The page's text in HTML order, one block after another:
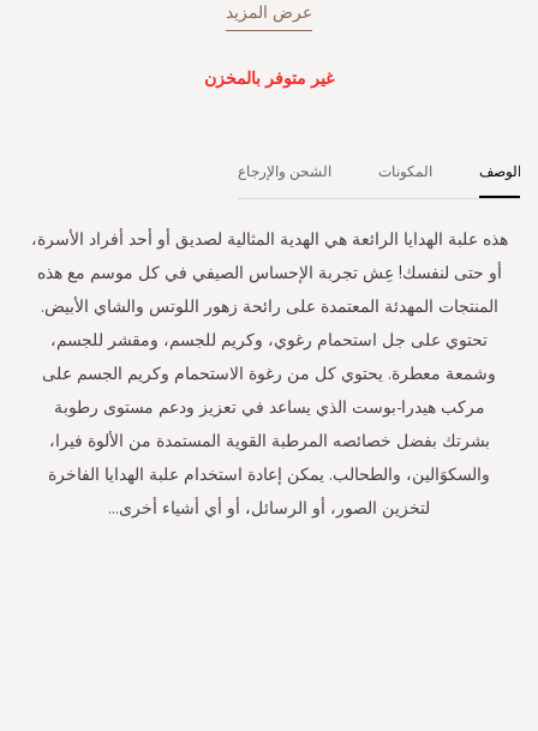
عرض المزيد
غير متوفر بالمخزن
الوصف
هذه علبة الهدايا الرائعة هي الهدية المثالية لصديق أو أحد أفراد الأسرة،
أو حتى لنفسك! عِش تجربة الإحساس الصيفي في كل موسم مع هذه
المنتجات المهدئة المعتمدة على رائحة زهور اللوتس والشاي الأبيض.
تحتوي على جل استحمام رغوي، وكريم للجسم، ومقشر للجسم،
وشمعة معطرة. يحتوي كل من رغوة الاستحمام وكريم الجسم على
مركب هيدرا-بوست الذي يساعد في تعزيز ودعم مستوى رطوبة
بشرتك بفضل خصائصه المرطبة القوية المستمدة من الألوة فيرا،
والسكوَالين، والطحالب. يمكن إعادة استخدام علبة الهدايا الفاخرة
لتخزين الصور، أو الرسائل، أو أي أشياء أخرى...
المكونات الشحن والإرجاع